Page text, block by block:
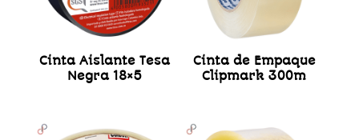
Cinta Aislante Tesa
Negra 18×5
Cinta de Empaque
Clipmark 300m